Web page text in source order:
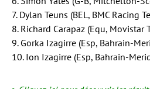
7. Dylan Teuns (BEL, BMC Racing
8. Richard Carapaz (Equ, Movistar
9. Gorka Izagirre (Esp, Bahrain-
10. Ion Izagirre (Esp, Bahrain-